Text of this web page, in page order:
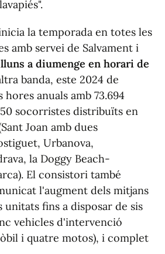
la temporada en totes les
amb servei de Salvament i
a diumenge en horari de
banda, este 2024 de
anuals amb 73.694
socorristes distribuïts en
Joan amb dues
Urbanova,
la Doggy Beach-
El consistori també
l'augment dels mitjans
unitats fins a disposar de sis
vehicles d'intervenció
i quatre motos), i complet